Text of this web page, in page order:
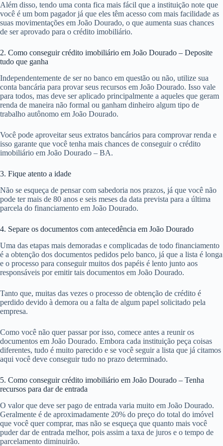
Além disso, tendo uma conta fica mais fácil que a instituição note que
você é um bom pagador já que eles têm acesso com mais facilidade as
suas movimentações em João Dourado, o que aumenta suas chances
de ser aprovado para o crédito imobiliário.
2. Como conseguir crédito imobiliário em João Dourado – Deposite
tudo que ganha
Independentemente de ser no banco em questão ou não, utilize sua
conta bancária para provar seus recursos em João Dourado. Isso vale
para todos, mas deve ser aplicado principalmente a aqueles que geram
renda de maneira não formal ou ganham dinheiro algum tipo de
trabalho autônomo em João Dourado.
Você pode aproveitar seus extratos bancários para comprovar renda e
isso garante que você tenha mais chances de conseguir o crédito
imobiliário em João Dourado – BA.
3. Fique atento a idade
Não se esqueça de pensar com sabedoria nos prazos, já que você não
pode ter mais de 80 anos e seis meses da data prevista para a última
parcela do financiamento em João Dourado.
4. Separe os documentos com antecedência em João Dourado
Uma das etapas mais demoradas e complicadas de todo financiamento
é a obtenção dos documentos pedidos pelo banco, já que a lista é longa
e o processo para conseguir muitos dos papéis é lento junto aos
responsáveis por emitir tais documentos em João Dourado.
Tanto que, muitas das vezes o processo de obtenção de crédito é
perdido devido à demora ou a falta de algum papel solicitado pela
empresa.
Como você não quer passar por isso, comece antes a reunir os
documentos em João Dourado. Embora cada instituição peça coisas
diferentes, tudo é muito parecido e se você seguir a lista que já citamos
aqui você deve conseguir tudo no prazo determinado.
5. Como conseguir crédito imobiliário em João Dourado – Tenha
recursos para dar de entrada
O valor que deve ser pago de entrada varia muito em João Dourado.
Geralmente é de aproximadamente 20% do preço do total do imóvel
que você quer comprar, mas não se esqueça que quanto mais você
puder dar de entrada melhor, pois assim a taxa de juros e o tempo de
parcelamento diminuirão.